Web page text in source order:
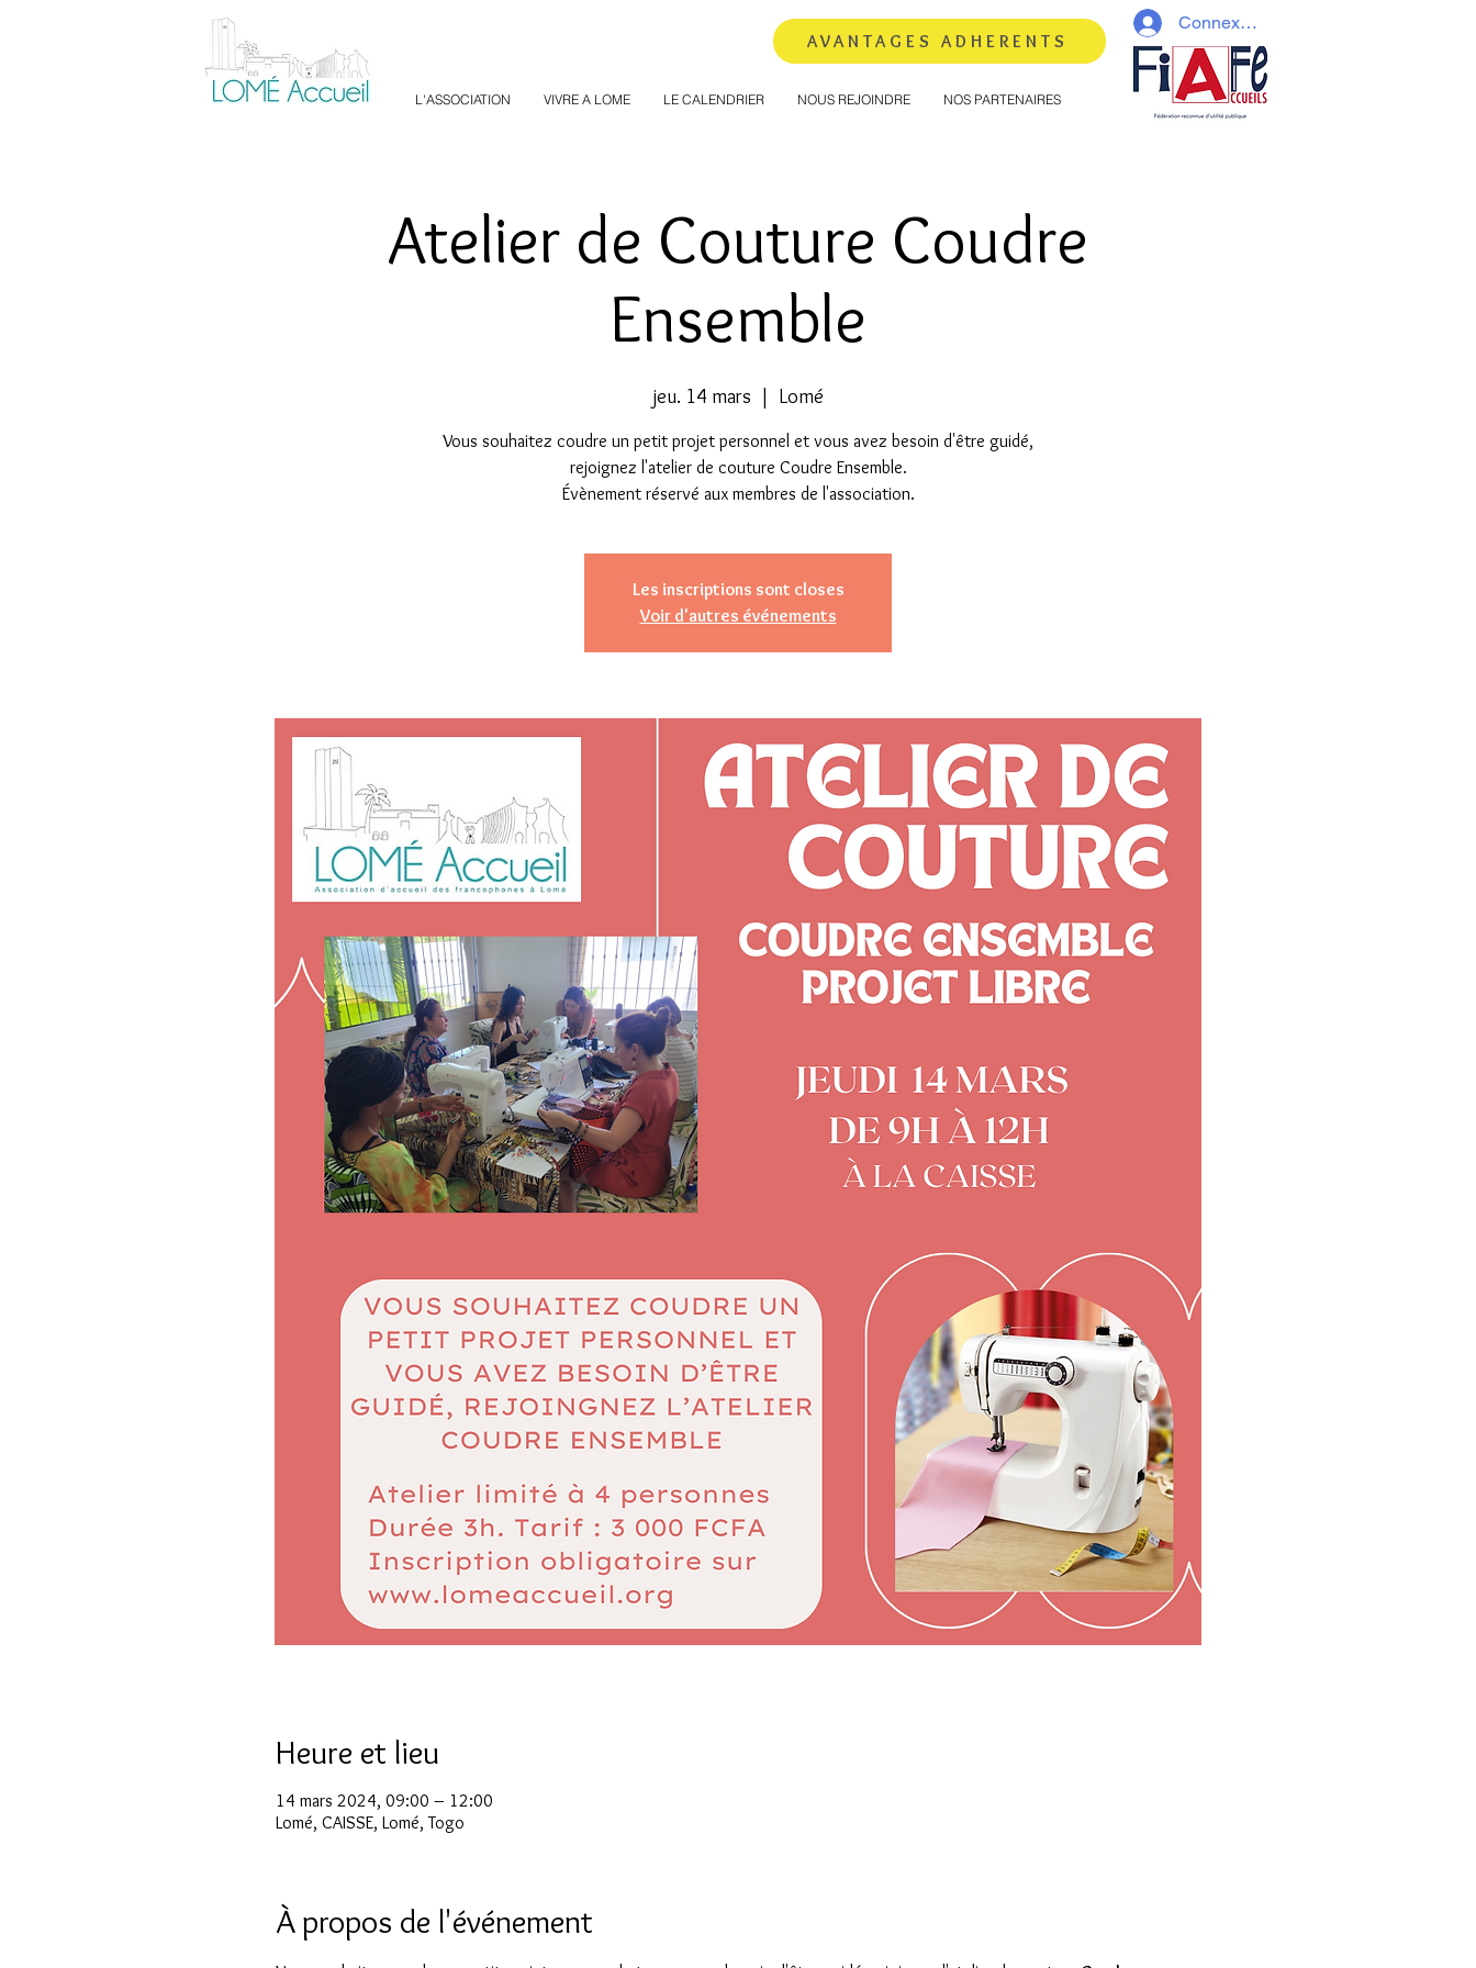
L'ASSOCIATION VIVRE A LOME LE CALENDRIER NOUS REJOINDRE NOS PARTENAIRES
Connexion
AVANTAGES ADHERENTS
Atelier de Couture Coudre
Ensemble
jeu. 14 mars
  |
Lomé
Vous souhaitez coudre un petit projet personnel et vous avez besoin d'être guidé,
rejoignez l'atelier de couture Coudre Ensemble.
Évènement réservé aux membres de l'association.
Les inscriptions sont closes
Voir d'autres événements
Heure et lieu
14 mars 2024, 09:00 – 12:00
Lomé, CAISSE, Lomé, Togo
À propos de l'événement